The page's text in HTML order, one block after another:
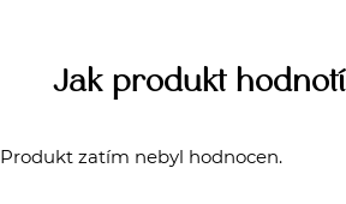
Jak produkt
Produkt zatím nebyl hodnocen.